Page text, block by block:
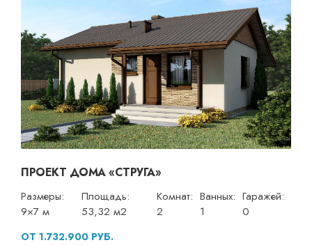
ПРОЕКТ ДОМА «СТРУГА»
Размеры:
9×7 м
Площадь:
53,32 м2
Комнат:
2
Ванных:
1
Гаражей:
0
ОТ 1.732.900 РУБ.